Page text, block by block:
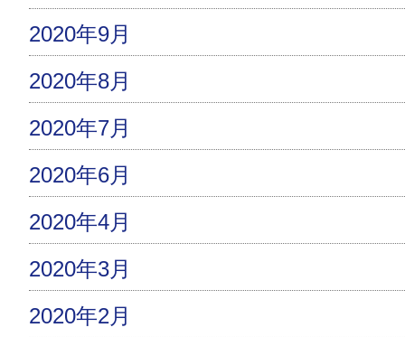
2020年9月
2020年8月
2020年7月
2020年6月
2020年4月
2020年3月
2020年2月